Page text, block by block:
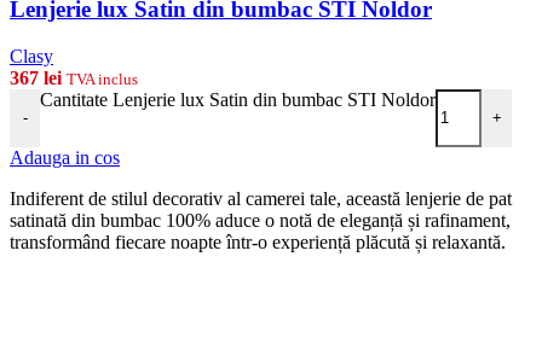
Lenjerie lux Satin din bumbac STI Noldor
Clasy
367 lei TVA inclus
-
Cantitate Lenjerie lux Satin din bumbac STI Noldor
+
Adauga in cos
Indiferent de stilul decorativ al camerei tale, această lenjerie de pat
satinată din bumbac 100% aduce o notă de eleganță și rafinament,
transformând fiecare noapte într-o experiență plăcută și relaxantă.